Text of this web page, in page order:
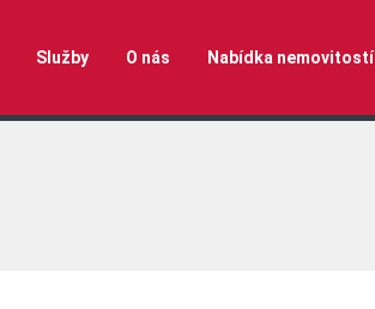
Služby O nás Nabídka nemovitostí